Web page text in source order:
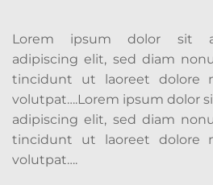
Lorem ipsum dolor sit
adipiscing elit, sed diam
tincidunt ut laoreet dolore
volutpat….Lorem ipsum dolor
adipiscing elit, sed diam
tincidunt ut laoreet dolore
volutpat….